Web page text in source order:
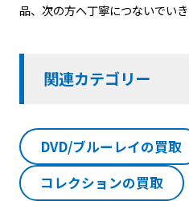
品、次の方へ丁寧につないでいき
関連カテゴリー
DVD/ブルーレイの買取
コレクションの買取